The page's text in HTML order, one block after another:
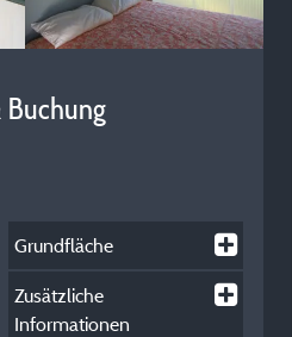
Buchung
Grundfläche
Zusätzliche
Informationen